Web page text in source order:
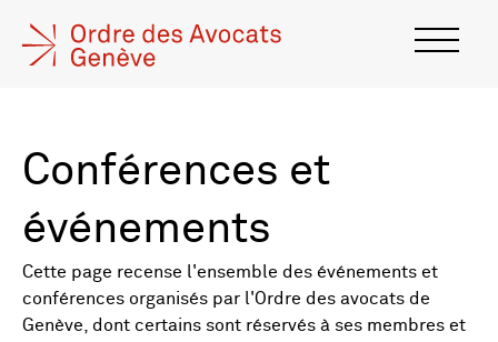
Conférences et
événements
Cette page recense l'ensemble des événements et
conférences organisés par l'Ordre des avocats de
Genève, dont certains sont réservés à ses membres et